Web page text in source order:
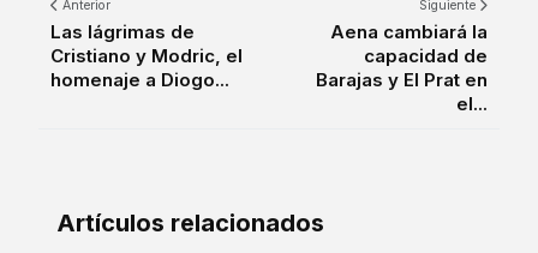
Anterior
Las lágrimas de
Cristiano y Modric, el
homenaje a Diogo...
Siguiente
Aena cambiará la
capacidad de
Barajas y El Prat en
el...
Artículos relacionados